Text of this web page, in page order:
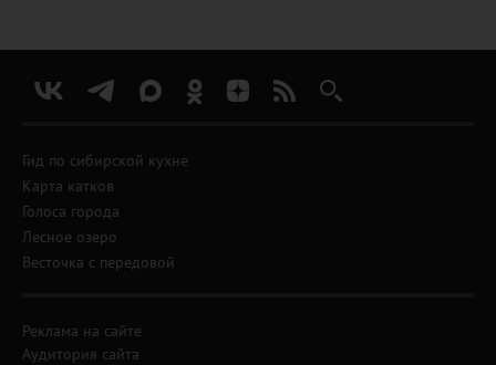
Гид по сибирской кухне
Карта катков
Голоса города
Лесное озеро
Весточка с передовой
Реклама на сайте
Аудитория сайта